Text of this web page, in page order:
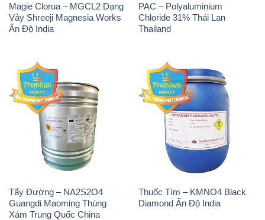
Magie Clorua – MGCL2 Dạng
Vảy Shreeji Magnesia Works
Ấn Độ India
PAC – Polyaluminium
Chloride 31% Thái Lan
Thailand
Tẩy Đường – NA2S2O4
Guangdi Maoming Thùng
Xám Trung Quốc China
Thuốc Tím – KMNO4 Black
Diamond Ấn Độ India